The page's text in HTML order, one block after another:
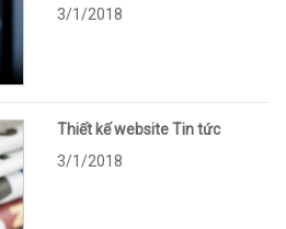
3/1/2018
Thiết kế website Tin tức
3/1/2018